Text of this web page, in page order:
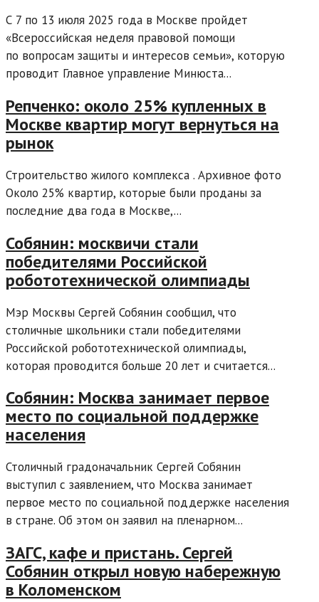
С 7 по 13 июля 2025 года в Москве пройдет
«Всероссийская неделя правовой помощи
по вопросам защиты и интересов семьи», которую
проводит Главное управление Минюста...
Репченко: около 25% купленных в
Москве квартир могут вернуться на
рынок
Строительство жилого комплекса . Архивное фото
Около 25% квартир, которые были проданы за
последние два года в Москве,...
Собянин: москвичи стали
победителями Российской
робототехнической олимпиады
Мэр Москвы Сергей Собянин сообщил, что
столичные школьники стали победителями
Российской робототехнической олимпиады,
которая проводится больше 20 лет и считается...
Собянин: Москва занимает первое
место по социальной поддержке
населения
Столичный градоначальник Сергей Собянин
выступил с заявлением, что Москва занимает
первое место по социальной поддержке населения
в стране. Об этом он заявил на пленарном...
ЗАГС, кафе и пристань. Сергей
Собянин открыл новую набережную
в Коломенском